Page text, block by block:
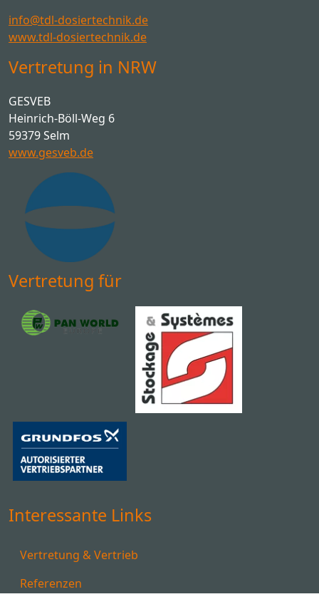
info@tdl-dosiertechnik.de
www.tdl-dosiertechnik.de
Vertretung in NRW
GESVEB
Heinrich-Böll-Weg 6
59379 Selm
www.gesveb.de
Vertretung für
Interessante Links
Vertretung & Vertrieb
Referenzen